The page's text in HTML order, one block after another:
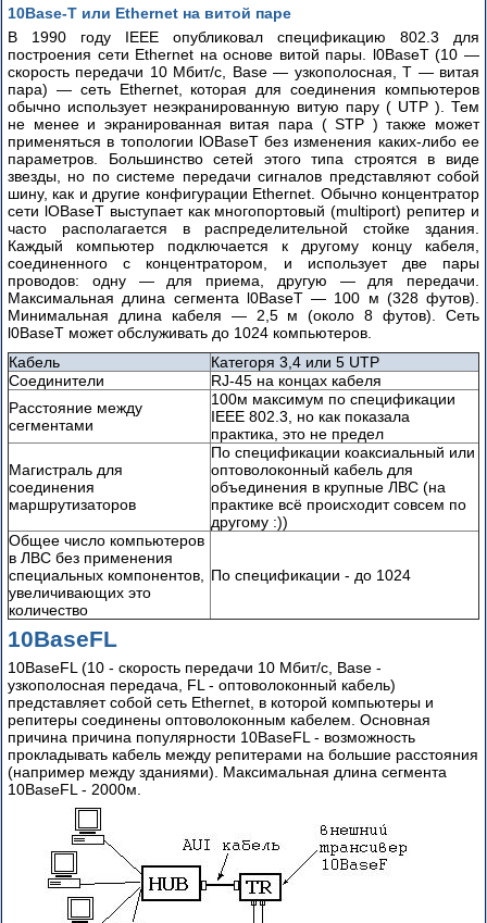
10Base-T или Ethernet на витой паре
В 1990 году IEEE опубликовал спецификацию 802.3 для
построения сети Ethernet на основе витой пары. l0BaseT (10 —
скорость передачи 10 Мбит/с, Base — узкополосная, Т — витая
пара) — сеть Ethernet, которая для соединения компьютеров
обычно использует неэкранированную витую пару ( UTP ). Тем
не менее и экранированная витая пара ( STP ) также может
применяться в топологии lOBaseT без изменения каких-либо ее
параметров. Большинство сетей этого типа строятся в виде
звезды, но по системе передачи сигналов представляют собой
шину, как и другие конфигурации Ethernet. Обычно концентратор
сети lOBaseT выступает как многопортовый (multiport) репитер и
часто располагается в распределительной стойке здания.
Каждый компьютер подключается к другому концу кабеля,
соединенного с концентратором, и использует две пары
проводов: одну — для приема, другую — для передачи.
Максимальная длина сегмента l0BaseT — 100 м (328 футов).
Минимальная длина кабеля — 2,5 м (около 8 футов). Сеть
l0BaseT может обслуживать до 1024 компьютеров.
Кабель
Категоря 3,4 или 5 UTP
Соединители
RJ-45 на концах кабеля
Расстояние между
сегментами
100м максимум по спецификации
IEEE 802.3, но как показала
практика, это не предел
Магистраль для
соединения
маршрутизаторов
По спецификации коаксиальный или
оптоволоконный кабель для
объединения в крупные ЛВС (на
практике всё происходит совсем по
другому :))
Общее число компьютеров
в ЛВС без применения
специальных компонентов,
увеличивающих это
количество
По спецификации - до 1024
10BaseFL
10BaseFL (10 - скорость передачи 10 Мбит/с, Base -
узкополосная передача, FL - оптоволоконный кабель)
представляет собой сеть Ethernet, в которой компьютеры и
репитеры соединены оптоволоконным кабелем. Основная
причина причина популярности 10BaseFL - возможность
прокладывать кабель между репитерами на большие расстояния
(например между зданиями). Максимальная длина сегмента
10BaseFL - 2000м.
Многоуровневый
процесс
коммуникации.
Сетевые
компоненты.
Принципы
работы
сетевого
протокола
CSMA/CD.
Принципы
работы
метода
доступа
к
CSMA/CA.
Стандарты
IEEE
802.11